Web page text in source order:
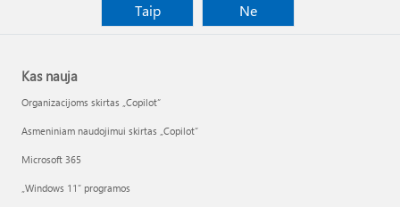
Taip
Ne
Kas nauja
Organizacijoms skirtas „Copilot“
Asmeniniam naudojimui skirtas „Copilot“
Microsoft 365
„Windows 11“ programos